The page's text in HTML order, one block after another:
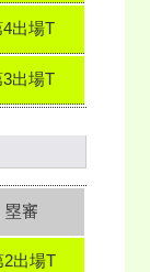
4出場T
3出場T
塁審
2出場T